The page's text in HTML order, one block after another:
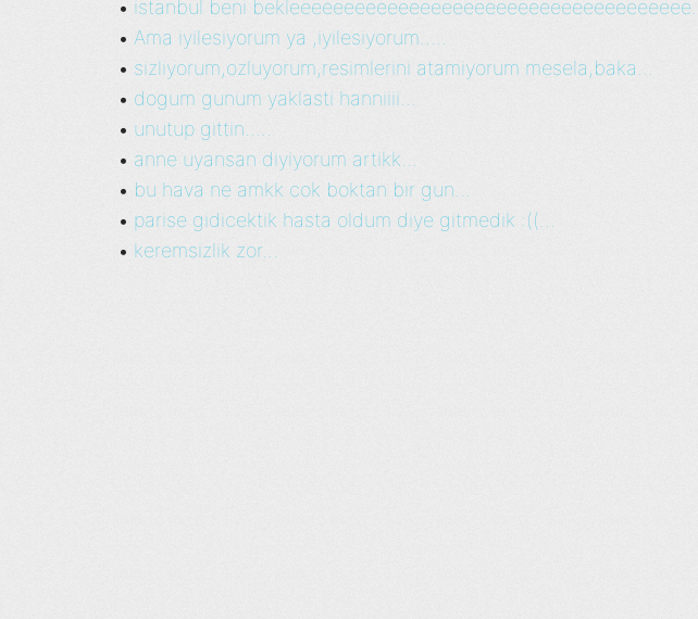
• istanbul beni bekleeeeeeeeeeeeeeeeeeeeeeeeeeeeeeeeeeeee...
• Ama iyilesiyorum ya ,iyilesiyorum.....
• sizliyorum,ozluyorum,resimlerini atamiyorum mesela,baka...
• dogum gunum yaklasti hanniiii...
• unutup gittin.....
• anne uyansan diyiyorum artikk...
• bu hava ne amkk cok boktan bir gun...
• parise gidicektik hasta oldum diye gitmedik :((...
• keremsizlik zor...